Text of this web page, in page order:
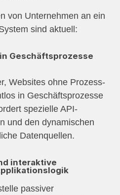
von Unternehmen an ein
sind aktuell:
Geschäftsprozesse
Websites ohne Prozess-
in Geschäftsprozesse
spezielle API-
und den dynamischen
Datenquellen.
interaktive
passiver